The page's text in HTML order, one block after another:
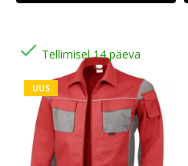
 Tellimisel 14 päeva
UUS